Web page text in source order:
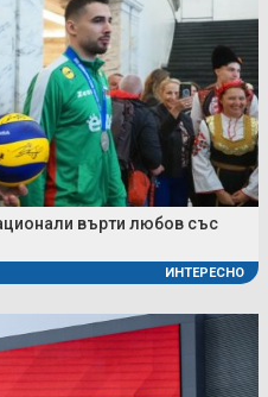
върти любов със
ИНТЕРЕСНО